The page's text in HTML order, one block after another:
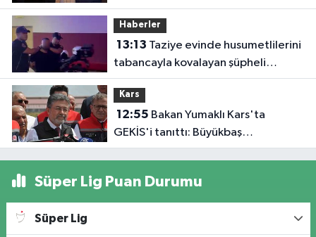
Katıldı
Haberler
13:13
tabancayla kovalayan şüpheli
gözaltına alındı
Kars
12:55
GEKİS'i tanıttı: Büyükbaş
hayvancılıkta 'dijital kimlik' dönemi
Süper Lig Puan Durumu
Süper Lig